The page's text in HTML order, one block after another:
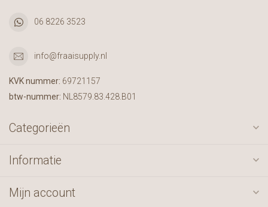
06 8226 3523
info@fraaisupply.nl
KVK nummer: 69721157
btw-nummer: NL8579.83.428.B01
Categorieën
Informatie
Mijn account